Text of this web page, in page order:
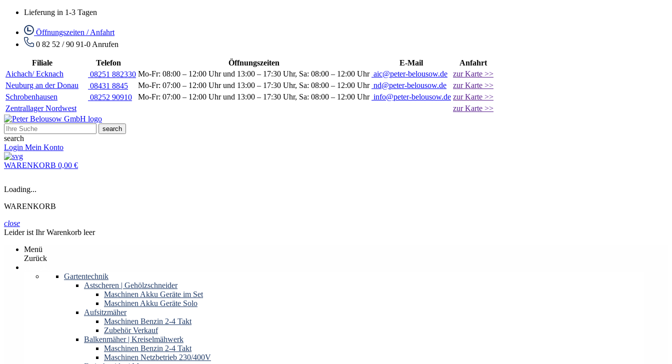
Lieferung in 1-3 Tagen
Öffnungszeiten / Anfahrt
0 82 52 / 90 91-0 Anrufen
Filiale Telefon Öffnungszeiten E-Mail
Anfahrt
Aichach/ Ecknach
08251 882330 Mo-Fr: 08:00 – 12:00 Uhr und 13:00 – 17:30 Uhr, Sa: 08:00 – 12:00 Uhr aic@peter-belousow.de
zur Karte >>
Neuburg an der Donau
08431 8845 Mo-Fr: 07:00 – 12:00 Uhr und 13:00 – 17:30 Uhr, Sa: 08:00 – 12:00 Uhr nd@peter-belousow.de
zur Karte >>
Schrobenhausen
08252 90910 Mo-Fr: 07:00 – 12:00 Uhr und 13:00 – 17:30 Uhr, Sa: 08:00 – 12:00 Uhr info@peter-belousow.de zur Karte >>
Zentrallager Nordwest
zur Karte >>
search
search
Login Mein Konto
WARENKORB 0,00 €
Loading...
WARENKORB
close
Leider ist Ihr Warenkorb leer
Menü
Zurück
Gartentechnik
Astscheren | Gehölzschneider
Maschinen Akku Geräte im Set
Maschinen Akku Geräte Solo
Aufsitzmäher
Maschinen Benzin 2-4 Takt
Zubehör Verkauf
Balkenmäher | Kreiselmähwerk
Maschinen Benzin 2-4 Takt
Maschinen Netzbetrieb 230/400V